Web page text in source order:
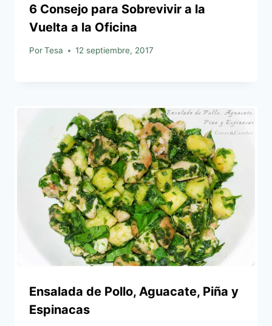
6 Consejo para Sobrevivir a la
Vuelta a la Oficina
PorTesa 12 septiembre, 2017
Ensalada de Pollo, Aguacate, Piña y
Espinacas